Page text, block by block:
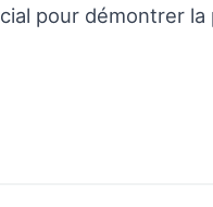
pour démontrer